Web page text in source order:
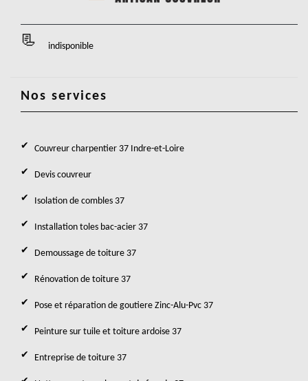
indisponible
Nos services
Couvreur charpentier 37 Indre-et-Loire
Devis couvreur
Isolation de combles 37
Installation toles bac-acier 37
Demoussage de toiture 37
Rénovation de toiture 37
Pose et réparation de goutiere Zinc-Alu-Pvc 37
Peinture sur tuile et toiture ardoise 37
Entreprise de toiture 37